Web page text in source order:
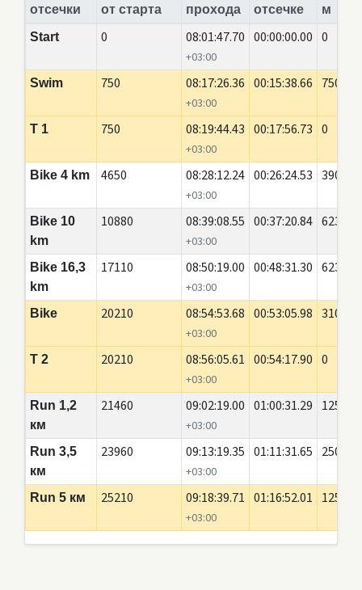
отсечки
от старта
прохода
отсечке
м
Start
0 08:01:47.70
+03:00
00:00:00.00 0
Swim 750 08:17:26.36
+03:00
00:15:38.66 750
T 1 750 08:19:44.43
+03:00
00:17:56.73 0
Bike 4 km 4650 08:28:12.24
+03:00
00:26:24.53 3900
Bike 10
km
10880 08:39:08.55
+03:00
00:37:20.84 6230
Bike 16,3
km
17110 08:50:19.00
+03:00
00:48:31.30 6230
Bike 20210 08:54:53.68
+03:00
00:53:05.98 3100
T 2 20210 08:56:05.61
+03:00
00:54:17.90 0
Run 1,2
км
21460 09:02:19.00
+03:00
01:00:31.29 1250
Run 3,5
км
23960 09:13:19.35
+03:00
01:11:31.65 2500
Run 5 км 25210 09:18:39.71
+03:00
01:16:52.01 1250